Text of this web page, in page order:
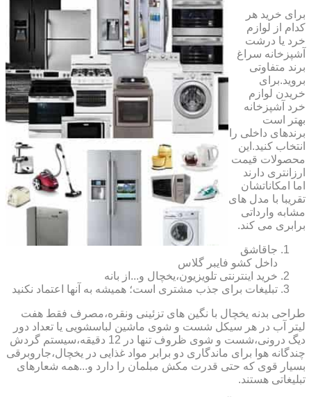
برای خرید هر
کدام از لوازم
خرد یا درشت
آشپزخانه سراغ
برند متفاوتی
بروید.برای
خریدن لوازم
خرد آشپزخانه
بهتر است
برندهای داخلی را
انتخاب کنید.این
محصولات قیمت
ارزانتری دارند
اما امکاناتشان
تقریبا با مدل های
مشابه وارداتی
برابری می کند.
جاقاشق
داخل کشو فایبر گلاس
خرید اینترنتی تلویزیون،یخچال و...از بانه
تبلیغات برای جذب مشتری است؛ همیشه به آنها اعتماد نکنید
طراحی بدنه یخچال با نگین های تزئینی ونقره،مصرف فقط هفت
لیتر آب در هر سیکل شست و شوی ماشین لباسشویی یا تعداد دور
دیگ درونی،شست و شوی ظروف تنها در 12 دقیقه،سیستم گردش
چندگانه هوا برای ماندگاری دو برابر مواد غذایی در یخچال،جاروبرقی
بسیار قوی که حتی قدرت مکش مبلمان را دارد و...همه شعارهای
تبلیغاتی هستند.